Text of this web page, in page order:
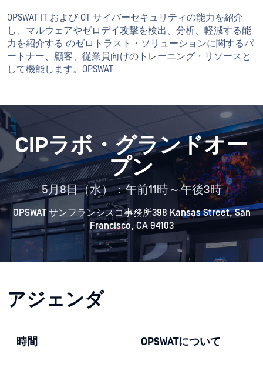
OPSWAT IT および OT サイバーセキュリティの能力を紹介
し、マルウェアやゼロデイ攻撃を検出、分析、軽減する能
力を紹介する のゼロトラスト・ソリューションに関するパ
ートナー、顧客、従業員向けのトレーニング・リソースと
して機能します。OPSWAT
CIPラボ・グランドオー
プン
5月8日（水）：午前11時～午後3時
OPSWAT サンフランシスコ事務所398 Kansas Street, San
Francisco, CA 94103
アジェンダ
時間 OPSWATについて